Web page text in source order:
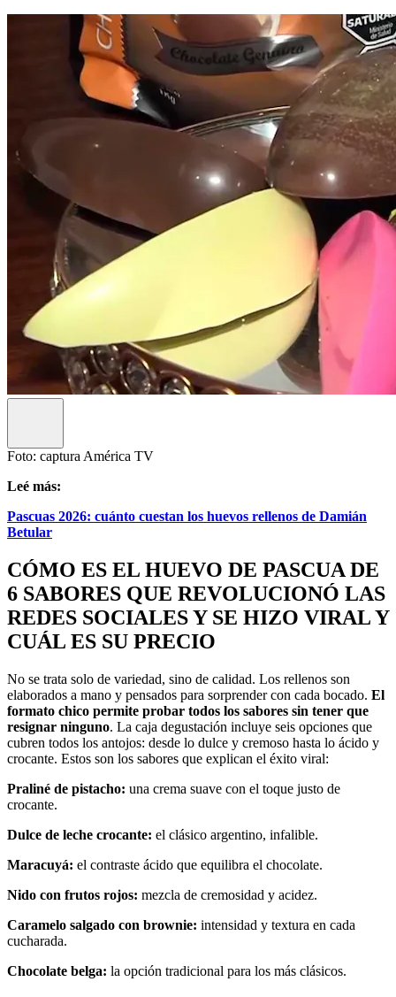
Foto: captura América TV
Leé más:
Pascuas 2026: cuánto cuestan los huevos rellenos de Damián
Betular
CÓMO ES EL HUEVO DE PASCUA DE
6 SABORES QUE REVOLUCIONÓ LAS
REDES SOCIALES Y SE HIZO VIRAL Y
CUÁL ES SU PRECIO
No se trata solo de variedad, sino de calidad. Los rellenos son
elaborados a mano y pensados para sorprender con cada bocado. El
formato chico permite probar todos los sabores sin tener que
resignar ninguno. La caja degustación incluye seis opciones que
cubren todos los antojos: desde lo dulce y cremoso hasta lo ácido y
crocante. Estos son los sabores que explican el éxito viral:
Praliné de pistacho: una crema suave con el toque justo de
crocante.
Dulce de leche crocante: el clásico argentino, infalible.
Maracuyá: el contraste ácido que equilibra el chocolate.
Nido con frutos rojos: mezcla de cremosidad y acidez.
Caramelo salgado con brownie: intensidad y textura en cada
cucharada.
Chocolate belga: la opción tradicional para los más clásicos.